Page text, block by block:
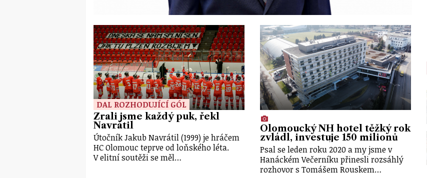
DAL ROZHODUJÍCÍ GÓL
Žrali jsme každý puk, řekl
Navrátil
Útočník Jakub Navrátil (1999) je hráčem
HC Olomouc teprve od loňského léta.
V elitní soutěži se měl…
Olomoucký NH hotel těžký rok
zvládl, investuje 150 milionů
Psal se leden roku 2020 a my jsme v
Hanáckém Večerníku přinesli rozsáhlý
rozhovor s Tomášem Rouskem…